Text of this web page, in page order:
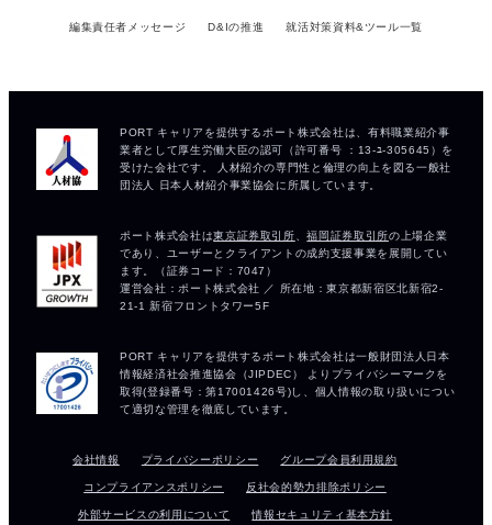
編集責任者メッセージ D&Iの推進 就活対策資料&ツール一覧
会社情報 プライバシーポリシー グループ会員利用規約
コンプライアンスポリシー 反社会的勢力排除ポリシー
外部サービスの利用について 情報セキュリティ基本方針